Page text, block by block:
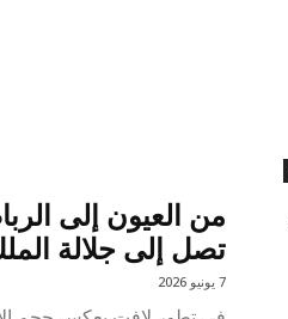
من العيون إلى
تصل إلى جلالة
7 يونيو 2026